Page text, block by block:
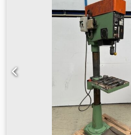
przez nasz wykwalifikowany
Dane techniczne: - Wiertarka
Prędkość obrotowa 50 - 3.000
lewy/prawy - Regulacja obrotów -
szerokość 448 mm, głębokość 578
mm - Wymiary stołu 419x419 mm -
Uchwyt wiertarski z wieńcem
Apexzf H Aotsr Maszyna znajduje
może być obejrzana oraz odebrana
godzinach otwarcia. Sprzedaż
dostępna do momentu sprzedaży!
wiertarka stojakowa, wiertarka
Numer referencyjny: DT58003